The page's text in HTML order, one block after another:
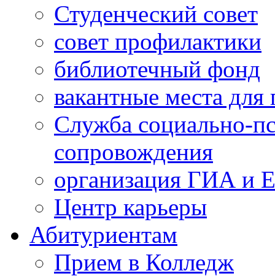
Студенческий совет
совет профилактики
библиотечный фонд
вакантные места
Служба социально-
сопровождения
организация ГИА и
Центр карьеры
Абитуриентам
Прием в Колледж